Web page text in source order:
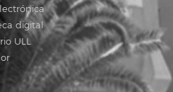
digital
ULL